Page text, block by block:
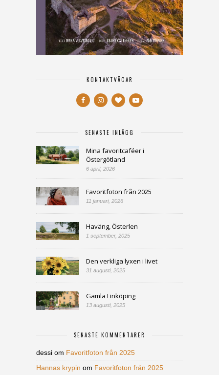
KONTAKTVÄGAR
SENASTE INLÄGG
Mina favoritcaféer i
Östergötland
6 april, 2026
Favoritfoton från 2025
11 januari, 2026
Haväng, Österlen
1 september, 2025
Den verkliga lyxen i livet
31 augusti, 2025
Gamla Linköping
13 augusti, 2025
SENASTE KOMMENTARER
dessi om Favoritfoton från 2025
Hannas krypin om Favoritfoton från 2025